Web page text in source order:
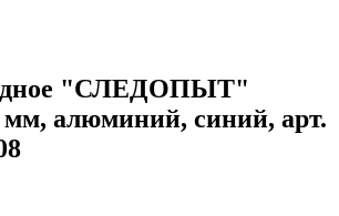
"СЛЕДОПЫТ"
мм, алюминий, синий, арт.